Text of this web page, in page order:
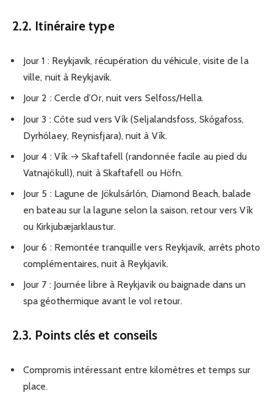
2.2. Itinéraire type
Jour 1 : Reykjavik, récupération du véhicule, visite de la
ville, nuit à Reykjavik.
Jour 2 : Cercle d’Or, nuit vers Selfoss/Hella.
Jour 3 : Côte sud vers Vík (Seljalandsfoss, Skógafoss,
Dyrhólaey, Reynisfjara), nuit à Vík.
Jour 4 : Vík → Skaftafell (randonnée facile au pied du
Vatnajökull), nuit à Skaftafell ou Höfn.
Jour 5 : Lagune de Jökulsárlón, Diamond Beach, balade
en bateau sur la lagune selon la saison, retour vers Vík
ou Kirkjubæjarklaustur.
Jour 6 : Remontée tranquille vers Reykjavik, arrêts photo
complémentaires, nuit à Reykjavik.
Jour 7 : Journée libre à Reykjavik ou baignade dans un
spa géothermique avant le vol retour.
2.3. Points clés et conseils
Compromis intéressant entre kilomètres et temps sur
place.